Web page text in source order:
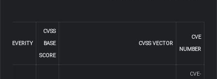
CVE
NUMBER
CVSS VECTOR
CVSS
BASE
SCORE
SEVERITY
CVE-